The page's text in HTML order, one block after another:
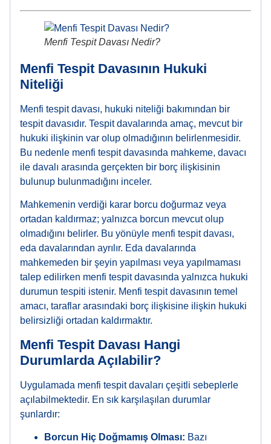
Menfi Tespit Davası Nedir?
Menfi Tespit Davasının Hukuki
Niteliği
Menfi tespit davası, hukuki niteliği bakımından bir
tespit davasıdır. Tespit davalarında amaç, mevcut bir
hukuki ilişkinin var olup olmadığının belirlenmesidir.
Bu nedenle menfi tespit davasında mahkeme, davacı
ile davalı arasında gerçekten bir borç ilişkisinin
bulunup bulunmadığını inceler.
Mahkemenin verdiği karar borcu doğurmaz veya
ortadan kaldırmaz; yalnızca borcun mevcut olup
olmadığını belirler. Bu yönüyle menfi tespit davası,
eda davalarından ayrılır. Eda davalarında
mahkemeden bir şeyin yapılması veya yapılmaması
talep edilirken menfi tespit davasında yalnızca hukuki
durumun tespiti istenir. Menfi tespit davasının temel
amacı, taraflar arasındaki borç ilişkisine ilişkin hukuki
belirsizliği ortadan kaldırmaktır.
Menfi Tespit Davası Hangi
Durumlarda Açılabilir?
Uygulamada menfi tespit davaları çeşitli sebeplerle
açılabilmektedir. En sık karşılaşılan durumlar
şunlardır:
Borcun Hiç Doğmamış Olması: Bazı